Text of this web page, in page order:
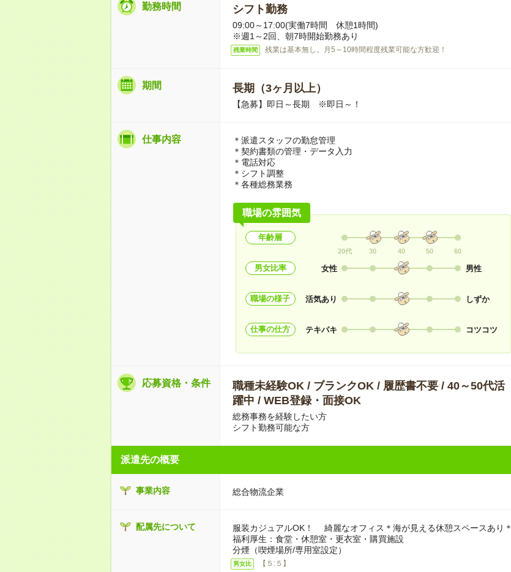
勤務時間 シフト勤務
09:00～17:00(実働7時間 休憩1時間)
※週1～2回、朝7時開始勤務あり
残業時間 残業は基本無し。月5～10時間程度残業可能な方歓迎！
期間 長期（3ヶ月以上）
【急募】即日～長期 ※即日～！
仕事内容
＊派遣スタッフの勤怠管理
＊契約書類の管理・データ入力
＊電話対応
＊シフト調整
＊各種総務業務
職場の雰囲気
年齢層
20代 30 40 50 60
男女比率 女性 男性
職場の様子 活気あり しずか
仕事の仕方 テキパキ コツコツ
応募資格・条件
職種未経験OK / ブランクOK / 履歴書不要 / 40～50代活
躍中 / WEB登録・面接OK
総務事務を経験したい方
シフト勤務可能な方
派遣先の概要
事業内容 総合物流企業
配属先について
服装カジュアルOK！ 綺麗なオフィス＊海が見える休憩スペースあり＊
福利厚生：食堂・休憩室・更衣室・購買施設
分煙（喫煙場所/専用室設定）
男女比 【５:５】